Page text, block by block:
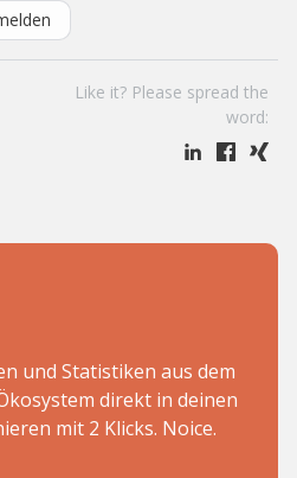
Like it? Please spread the
word:
und Statistiken aus dem
direkt in deinen
mit 2 Klicks. Noice.